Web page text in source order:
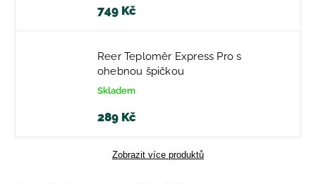
749 Kč
Reer Teploměr Express Pro s
ohebnou špičkou
Skladem
289 Kč
Zobrazit více produktů